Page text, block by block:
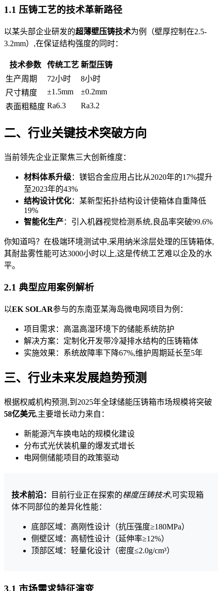
1.1 压铸工艺的技术革新路径
以某头部企业研发的超薄壁压铸技术为例（壁厚控制在2.5-
3.2mm）,在保证结构强度的同时：
技术参数 传统工艺 新型压铸
生产周期
72小时
8小时
尺寸精度
±1.5mm
±0.2mm
表面粗糙度 Ra6.3 Ra3.2
二、行业关键技术突破方向
当前领先企业正聚焦三大创新维度：
材料体系升级：镁铝合金应用占比从2020年的17%提升
至2023年的43%
结构设计优化：某新型拓扑结构设计使箱体自重降低
19%
智能化生产：引入机器视觉检测系统,良品率突破99.6%
你知道吗？在极端环境测试中,采用纳米涂层处理的压铸箱体,
其耐盐雾性能可达3000小时以上,这是传统工艺难以企及的水
平。
2.1 典型应用案例解析
以EK SOLAR参与的东南亚某海岛微电网项目为例：
项目需求：高温高湿环境下的储能系统防护
解决方案：定制化开发带冷凝排水结构的压铸箱体
实施效果：系统故障率下降67%,维护周期延长至5年
三、行业未来发展趋势预测
根据权威机构预测,到2025年全球储能压铸箱市场规模将突破
58亿美元,主要增长动力来自：
新能源汽车换电站的规模化建设
分布式光伏装机量的爆发式增长
电网侧储能项目的政策驱动
技术前沿： 目前行业正在探索的梯度压铸技术,可实现箱
体不同部位的差异化性能：
底部区域：高刚性设计（抗压强度≥180MPa）
侧壁区域：高韧性设计（延伸率≥12%）
顶部区域：轻量化设计（密度≤2.0g/cm³）
3.1 市场需求特征演变